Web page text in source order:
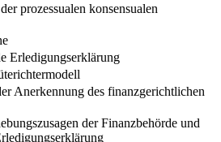
prozessualen konsensualen
Erledigungserklärung
Anerkennung des finanzgerichtlichen
der Finanzbehörde und